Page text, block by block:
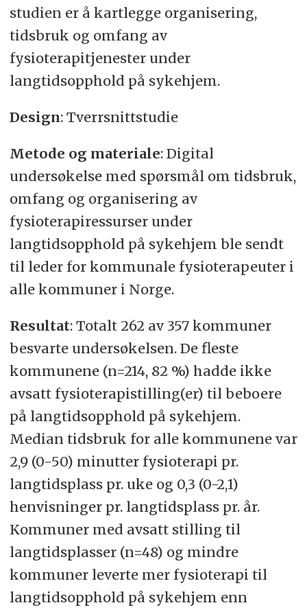
studien er å kartlegge organisering,
tidsbruk og omfang av
fysioterapitjenester under
langtidsopphold på sykehjem.
Design: Tverrsnittstudie
Metode og materiale: Digital
undersøkelse med spørsmål om tidsbruk,
omfang og organisering av
fysioterapiressurser under
langtidsopphold på sykehjem ble sendt
til leder for kommunale fysioterapeuter i
alle kommuner i Norge.
Resultat: Totalt 262 av 357 kommuner
besvarte undersøkelsen. De fleste
kommunene (n=214, 82 %) hadde ikke
avsatt fysioterapistilling(er) til beboere
på langtidsopphold på sykehjem.
Median tidsbruk for alle kommunene var
2,9 (0-50) minutter fysioterapi pr.
langtidsplass pr. uke og 0,3 (0-2,1)
henvisninger pr. langtidsplass pr. år.
Kommuner med avsatt stilling til
langtidsplasser (n=48) og mindre
kommuner leverte mer fysioterapi til
langtidsopphold på sykehjem enn